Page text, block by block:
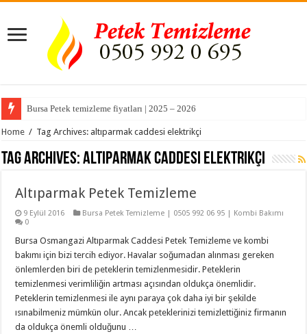
Bursa Petek temizleme fiyatları | 2025 – 2026
Home / Tag Archives: altıparmak caddesi elektrikçi
Tag Archives:altıparmak caddesi elektrikçi
Altıparmak Petek Temizleme
9 Eylül 2016
Bursa Petek Temizleme | 0505 992 06 95 | Kombi Bakımı
0
Bursa Osmangazi Altıparmak Caddesi Petek Temizleme ve kombi
bakımı için bizi tercih ediyor. Havalar soğumadan alınması gereken
önlemlerden biri de peteklerin temizlenmesidir. Peteklerin
temizlenmesi verimliliğin artması açısından oldukça önemlidir.
Peteklerin temizlenmesi ile aynı paraya çok daha iyi bir şekilde
ısınabilmeniz mümkün olur. Ancak peteklerinizi temizlettiğiniz firmanın
da oldukça önemli olduğunu …